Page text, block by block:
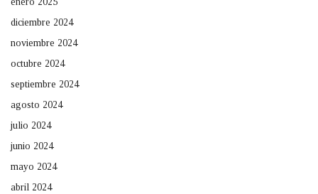
diciembre 2024
noviembre 2024
octubre 2024
septiembre 2024
agosto 2024
julio 2024
junio 2024
mayo 2024
abril 2024